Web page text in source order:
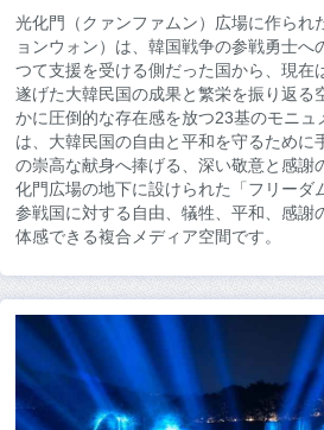
光化門（クァンファムン）広場に作られ
ョンウォン）は、韓国戦争の参戦勇士へ
つて支援を受ける側だった国から、現在
遂げた大韓民国の成果と繁栄を振り返る
かに圧倒的な存在感を放つ23基のモニュ
は、大韓民国の自由と平和を守るために
の崇高な献身へ捧げる、深い敬意と感謝
化門広場の地下に設けられた「フリーダ
参戦国に対する自由、犠牲、平和、感謝
体感できる複合メディア空間です。